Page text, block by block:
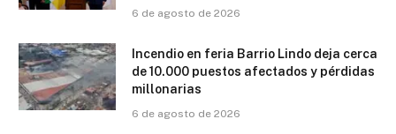
6 de agosto de 2026
Incendio en feria Barrio Lindo deja cerca
de 10.000 puestos afectados y pérdidas
millonarias
6 de agosto de 2026